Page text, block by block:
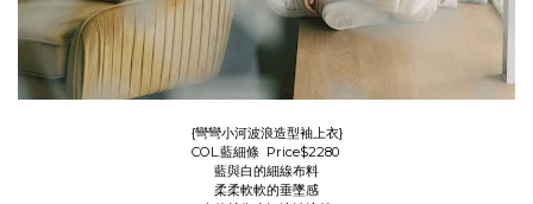
{彎彎小河波浪造型袖上衣}
COL.藍細條 Price$2280
藍與白的細線布料
柔柔軟軟的垂墜感